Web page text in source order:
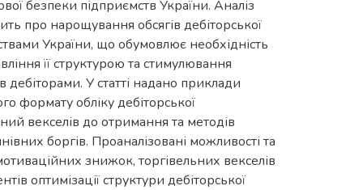
безпеки підприємств України. Аналіз
про нарощування обсягів дебіторської
України, що обумовлює необхідність
її структурою та стимулювання
дебіторами. У статті надано приклади
формату обліку дебіторської
векселів до отримання та методів
боргів. Проаналізовані можливості та
знижок, торгівельних векселів
оптимізації структури дебіторської